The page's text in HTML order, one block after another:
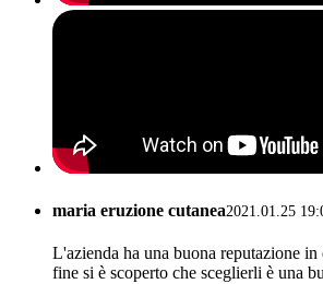
maria eruzione cutanea2021.01.25
L'azienda ha una buona reputazione in
fine si è scoperto che sceglierli è una